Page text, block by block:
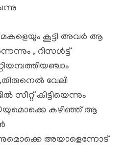
കൂട്ടി അവർ ആ
, റിസൾട്ട്
,തിരുനെൽ വേലി
സീറ്റ് കിട്ടിയെന്നും
MDയുമൊക്കെ കഴിഞ്ഞ് ആ
അയാളെന്നോട്